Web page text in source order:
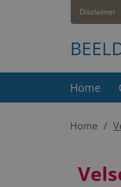
Disclaimer
Home
Home